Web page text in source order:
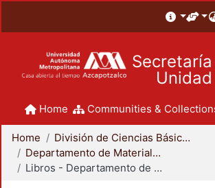
Unidad
Home Communities &
Home
División de Ciencias Básicas e Ingeniería
Departamento de Materiales
Libros - Departamento de Materiales